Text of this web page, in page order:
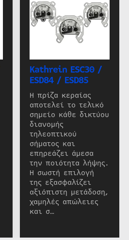
Kathrein ESC30 /
ESD84 / ESD85
Η πρίζα κεραίας
αποτελεί το τελικό
σημείο κάθε δικτύου
διανομής
τηλεοπτικού
σήματος και
επηρεάζει άμεσα
την ποιότητα λήψης.
Η σωστή επιλογή
της εξασφαλίζει
αξιόπιστη μετάδοση,
χαμηλές απώλειες
και σ…